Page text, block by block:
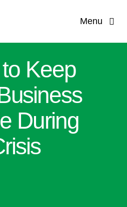
Menu
Keep
During